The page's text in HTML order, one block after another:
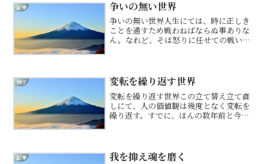
しにて様々な問題表面化せし。表面化せ
ずば、治療もできず。表面...
記事 争いの無い世界
争いの無い世界人生にては、時に正しき
ことを通すため戦わねばならぬ事ありな
ん。なれど、そは怒りに任せての戦いで
り。個人同士の諍いの波動は...
神示 変転を繰り返す世界
変転を繰り返す世界この立て替え立て直
しにて、人の価値観は幾度となく変転を
繰り返す。すでに、ほんの数年前と今の
沿って生きるべけれ。さに...
記事 我を抑え魂を磨く